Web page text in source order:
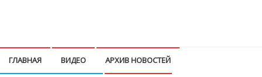
ГЛАВНАЯ ВИДЕО АРХИВ НОВОСТЕЙ